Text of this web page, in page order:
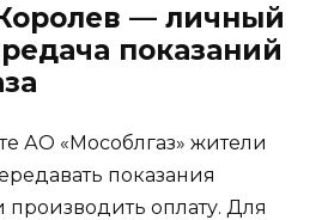
— личный
показаний
АО «Мособлгаз» жители
показания
производить оплату. Для